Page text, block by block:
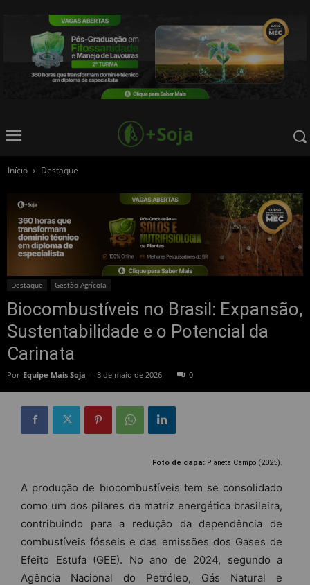
Início Destaque
Destaque Gestão Agrícola
Biocombustíveis no Brasil: Expansão,
Sustentabilidade e o Potencial da
Carinata
Por Equipe Mais Soja - 8 de maio de 2026 0
Foto de capa: Planeta Campo (2025).
A produção de biocombustíveis tem se consolidado
como um dos pilares da matriz energética brasileira,
contribuindo para a redução da dependência de
combustíveis fósseis e das emissões dos Gases de
Efeito Estufa (GEE). No ano de 2024, segundo a
Agência Nacional do Petróleo, Gás Natural e